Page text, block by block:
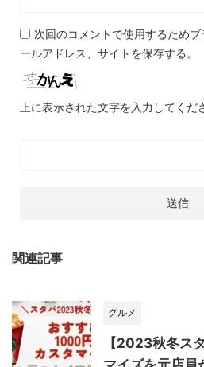
次回のコメントで使用するため
ールアドレス、サイトを保存する。
上に表示された文字を入力してくだ
関連記事
グルメ
【2023秋冬ス